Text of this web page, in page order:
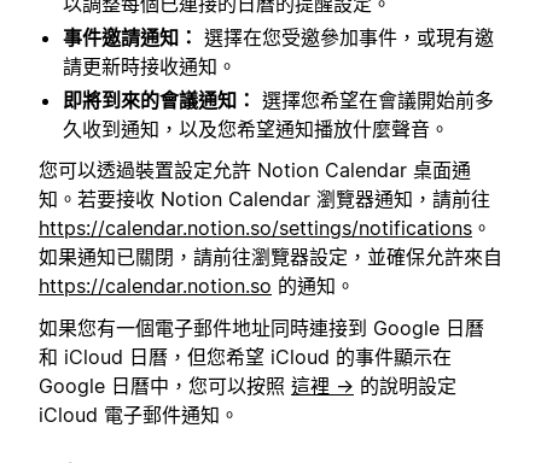
事件邀請通知： 選擇在您受邀參加事件，或現有邀
請更新時接收通知。
即將到來的會議通知： 選擇您希望在會議開始前多
久收到通知，以及您希望通知播放什麼聲音。
您可以透過裝置設定允許 Notion Calendar 桌面通
知。若要接收 Notion Calendar 瀏覽器通知，請前往
https://calendar.notion.so/settings/notifications 。
如果通知已關閉，請前往瀏覽器設定，並確保允許來自
https://calendar.notion.so 的通知。
如果您有一個電子郵件地址同時連接到 Google 日曆
和 iCloud 日曆，但您希望 iCloud 的事件顯示在
Google 日曆中，您可以按照 這裡 → 的說明設定
iCloud 電子郵件通知。